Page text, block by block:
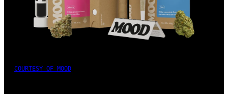
COURTESY OF MOOD